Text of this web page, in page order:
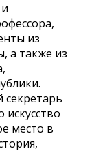
из
а также из
секретарь
искусство
место в